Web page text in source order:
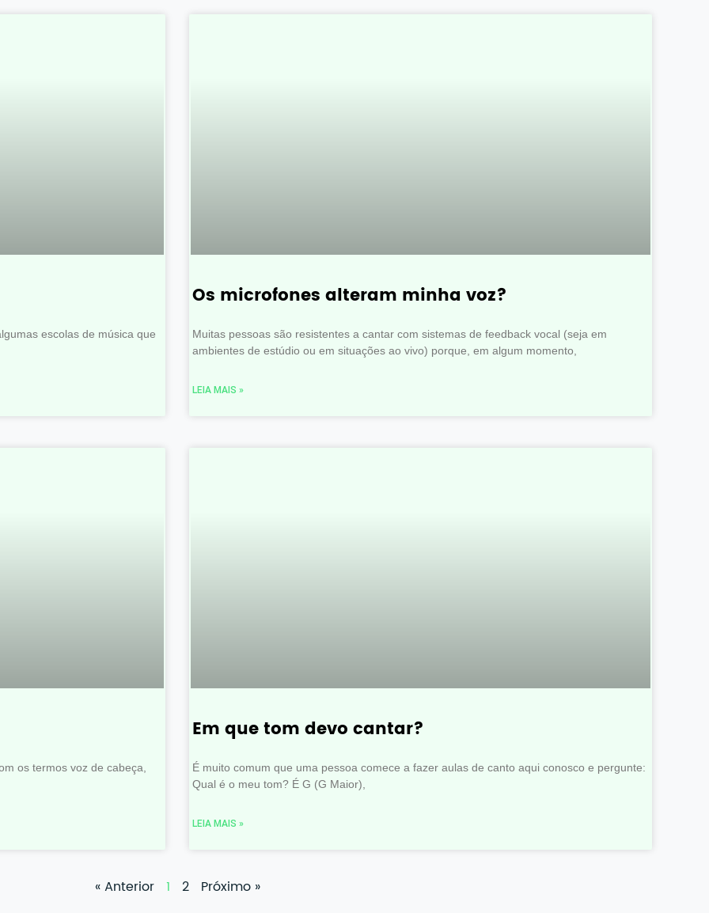
escolas de música que
Os microfones alteram minha voz?
Muitas pessoas são resistentes a cantar com sistemas de feedback vocal (seja em
ambientes de estúdio ou em situações ao vivo) porque, em algum momento,
LEIA MAIS »
os termos voz de cabeça,
Em que tom devo cantar?
É muito comum que uma pessoa comece a fazer aulas de canto aqui conosco e pergunte:
Qual é o meu tom? É G (G Maior),
LEIA MAIS »
« Anterior 1 2 Próximo »